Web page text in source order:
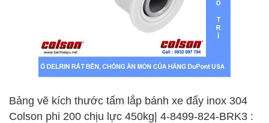
Bảng vẽ kích thước tấm lắp bánh xe đẩy inox 304
Colson phi 200 chịu lực 450kg| 4-8499-824-BRK3 :